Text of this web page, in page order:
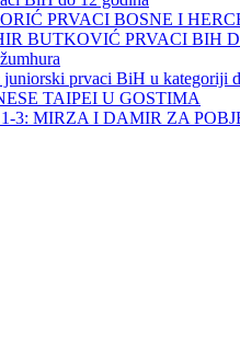
PRVACI BOSNE I
BUTKOVIĆ PRVACI BIH
prvaci BiH u kategoriji
TAIPEI U GOSTIMA
3: MIRZA I DAMIR ZA